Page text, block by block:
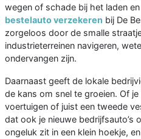
wegen of schade bij het laden
bestelauto verzekeren bij De
zorgeloos door de smalle
industrieterreinen navigeren,
ondervangen zijn.
Daarnaast geeft de lokale
de kans om snel te groeien. Of
voertuigen of juist een tweede
dat ook je nieuwe bedrijfsauto’s
ongeluk zit in een klein hoekje,